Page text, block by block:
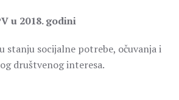
u 2018. godini
stanju socijalne potrebe, očuvanja i
društvenog interesa.